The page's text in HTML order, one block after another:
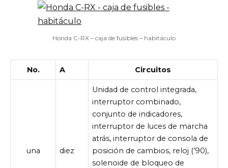
Honda C-RX – caja de fusibles – habitáculo
No. A Circuitos
una diez
Unidad de control integrada,
interruptor combinado,
conjunto de indicadores,
interruptor de luces de marcha
atrás, interruptor de consola de
posición de cambios, reloj (’90),
solenoide de bloqueo de